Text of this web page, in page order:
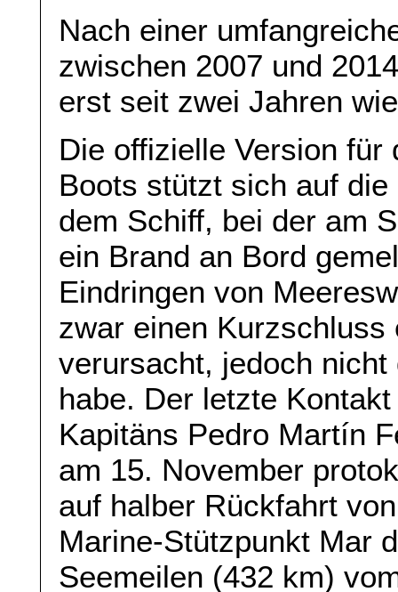
Nach einer
zwischen 2007 und
erst seit zwei Jahren
Die offizielle Version für
Boots stützt sich auf
dem Schiff, bei der am
ein Brand an Bord
Eindringen von
zwar einen
verursacht, jedoch
habe. Der letzte
Kapitäns Pedro Martín
am 15. November
auf halber Rückfahrt
Marine-Stützpunkt Mar
Seemeilen (432 km)